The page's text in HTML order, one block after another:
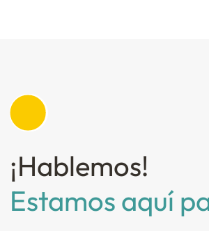
¡Hablemos!
Estamos aquí